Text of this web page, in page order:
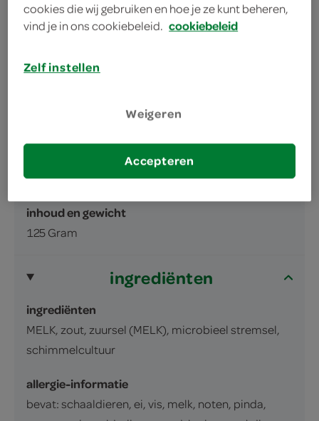
Uitermate geschikt voor gebruik in de keuken
Danablu 50+
inhoud en gewicht
125 Gram
ingrediënten
ingrediënten
MELK, zout, zuursel (MELK), microbieel stremsel,
schimmelcultuur
allergie-informatie
bevat: schaaldieren, ei, vis, melk, noten, pinda,
cookies die wij gebruiken en hoe je ze kunt beheren,
vind je in ons cookiebeleid. cookiebeleid
Zelf instellen
Weigeren
Accepteren